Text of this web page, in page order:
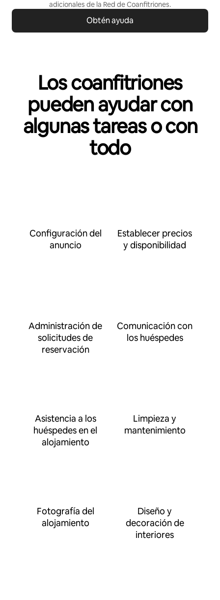
adicionales de la Red de Coanfitriones.
Obtén ayuda
Los coanfitriones
pueden ayudar con
algunas tareas o con
todo
Configuración del
anuncio
Establecer precios
y disponibilidad
Administración de
solicitudes de
reservación
Comunicación con
los huéspedes
Asistencia a los
huéspedes en el
alojamiento
Limpieza y
mantenimiento
Fotografía del
alojamiento
Diseño y
decoración de
interiores